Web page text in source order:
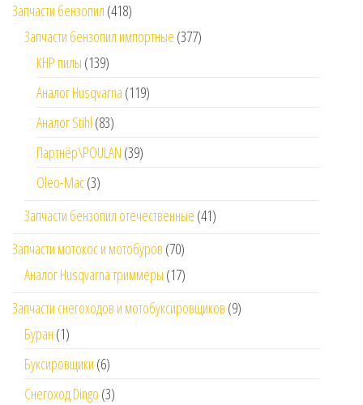
Запчасти бензопил (418)
Запчасти бензопил импортные (377)
КНР пилы (139)
Аналог Husqvarna (119)
Аналог Stihl (83)
Партнёр\POULAN (39)
Oleo-Mac(3)
Запчасти бензопил отечественные (41)
Запчасти мотокос и мотобуров (70)
Аналог Husqvarna триммеры (17)
Запчасти снегоходов и мотобуксировщиков (9)
Буран (1)
Буксировщики (6)
Снегоход Dingo (3)